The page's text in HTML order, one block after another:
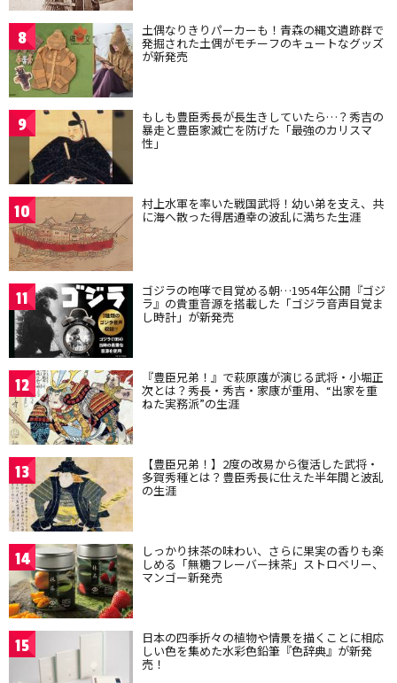
8 土偶なりきりパーカーも！青森の縄文遺跡群で
発掘された土偶がモチーフのキュートなグッズ
が新発売
9 もしも豊臣秀長が長生きしていたら…？秀吉の
暴走と豊臣家滅亡を防げた「最強のカリスマ
性」
10 村上水軍を率いた戦国武将！幼い弟を支え、共
に海へ散った得居通幸の波乱に満ちた生涯
11 ゴジラの咆哮で目覚める朝…1954年公開『ゴジ
ラ』の貴重音源を搭載した「ゴジラ音声目覚ま
し時計」が新発売
12 『豊臣兄弟！』で萩原護が演じる武将・小堀正
次とは？秀長・秀吉・家康が重用、“出家を重
ねた実務派”の生涯
13 【豊臣兄弟！】2度の改易から復活した武将・
多賀秀種とは？豊臣秀長に仕えた半年間と波乱
の生涯
14 しっかり抹茶の味わい、さらに果実の香りも楽
しめる「無糖フレーバー抹茶」ストロベリー、
マンゴー新発売
15 日本の四季折々の植物や情景を描くことに相応
しい色を集めた水彩色鉛筆『色辞典』が新発
売！